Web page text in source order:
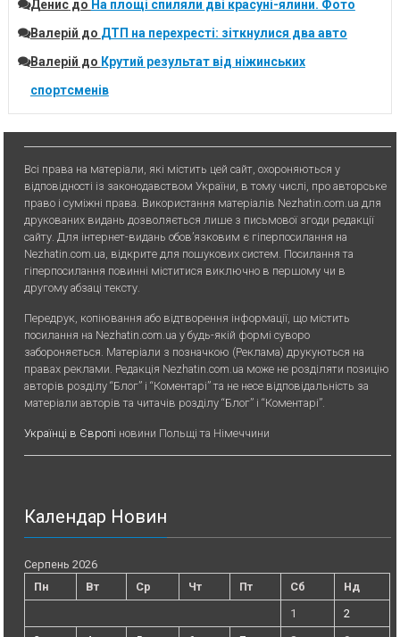
Денисдо На площі спиляли дві красуні-ялини. Фото
Валерій до ДТП на перехресті: зіткнулися два авто
Валерій до Крутий результат від ніжинських
спортсменів
Всі права на матеріали, які містить цей сайт, охороняються у
відповідності із законодавством України, в тому числі, про авторське
право і суміжні права. Використання матерiалiв Nezhatin.com.ua для
друкованих видань дозволяється лише з письмової згоди редакції
сайту. Для iнтернет-видань обов’язковим є гiперпосилання на
Nezhatin.com.ua, відкрите для пошукових систем. Посилання та
гіперпосилання повинні міститися виключно в першому чи в
другому абзаці тексту.
Передрук, копiювання або вiдтворення iнформацiї, що мiстить
посилання на Nezhatin.com.ua у будь-якiй формi суворо
забороняється. Матеріали з позначкою (Реклама) друкуються на
правах реклами. Редакція Nezhatin.com.ua може не розділяти позицію
авторів розділу “Блог” і “Коментарі” та не несе відповідальність за
матеріали авторів та читачів розділу “Блог” і “Коментарі”.
Українці в Європі новини Польщі та Німеччини
Календар Новин
Серпень 2026
Пн
Вт Ср Чт Пт Сб
Нд
1
2